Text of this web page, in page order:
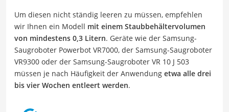
Um diesen nicht ständig leeren zu müssen, empfehlen
wir Ihnen ein Modell mit einem Staubbehältervolumen
von mindestens 0,3 Litern. Geräte wie der Samsung-
Saugroboter Powerbot VR7000, der Samsung-Saugroboter
VR9300 oder der Samsung-Saugroboter VR 10 J 503
müssen je nach Häufigkeit der Anwendung etwa alle drei
bis vier Wochen entleert werden.